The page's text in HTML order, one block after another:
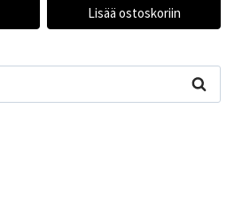
Lisää ostoskoriin
Haku